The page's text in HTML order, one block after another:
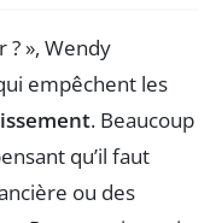
? », Wendy
empêchent les
. Beaucoup
qu’il faut
ou des